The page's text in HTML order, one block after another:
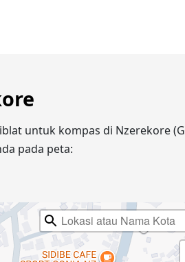
untuk kompas di Nzerekore
pada peta: